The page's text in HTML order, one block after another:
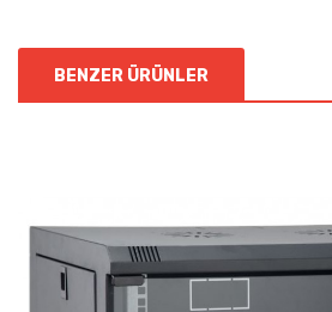
BENZER ÜRÜNLER